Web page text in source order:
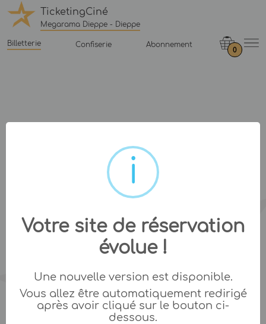
TicketingCiné
Megarama Dieppe - Dieppe
Billetterie Confiserie Abonnement
0
Votre site de réservation
évolue !
Une nouvelle version est disponible.
Vous allez être automatiquement redirigé
après avoir cliqué sur le bouton ci-
dessous.